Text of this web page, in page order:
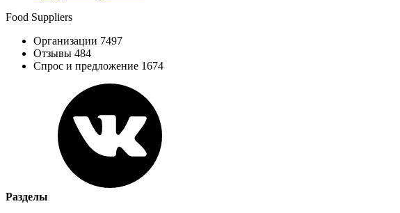
Food Suppliers
Организации 7497
Отзывы 484
Спрос и предложение 1674
Разделы